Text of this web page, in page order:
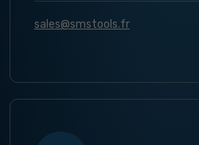
sales@smstools.fr